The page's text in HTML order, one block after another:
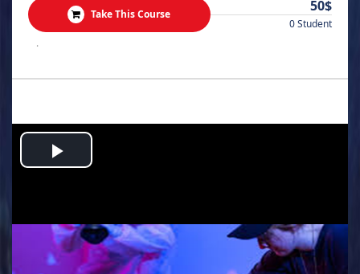
Take This Course 50$
0 Student
.
Play